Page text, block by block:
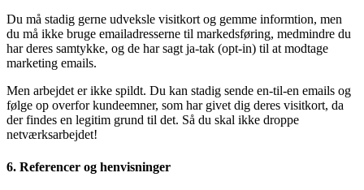
Du må stadig gerne udveksle visitkort og gemme informtion, men
du må ikke bruge emailadresserne til markedsføring, medmindre du
har deres samtykke, og de har sagt ja-tak (opt-in) til at modtage
marketing emails.
Men arbejdet er ikke spildt. Du kan stadig sende en-til-en emails og
følge op overfor kundeemner, som har givet dig deres visitkort, da
der findes en legitim grund til det. Så du skal ikke droppe
netværksarbejdet!
6. Referencer og henvisninger